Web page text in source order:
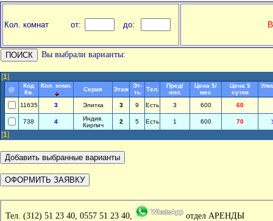
Кол. комнат от: до:
Вы выбрали варианты:
[1]
@
Код
Кв.
Кол. комн.
Серия Этаж
Эт-
ть
Тел.
Пред/
опл.
Цена $/
мес
Цена $
сутки
11635 3 Элитка 3 9 Есть 3 600 60
738 4
Индив.
Кирпич
2 5 Есть 1 600 70
[1]
Тел. (312) 51 23 40, 0557 51 23 40,
отдел АРЕНДЫ